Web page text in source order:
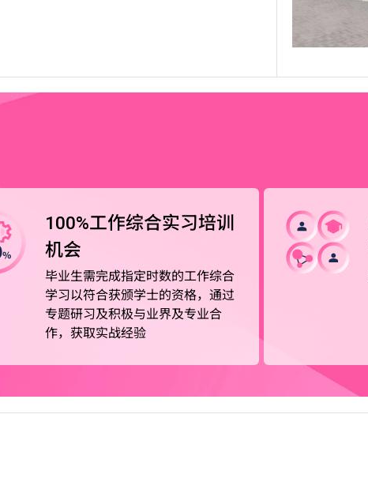
100%工作综合实习培训
机会
毕业生需完成指定时数的工作综合
学习以符合获颁学士的资格，通过
专题研习及积极与业界及专业合
作，获取实战经验